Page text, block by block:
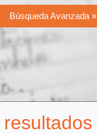
Búsqueda Avanzada »